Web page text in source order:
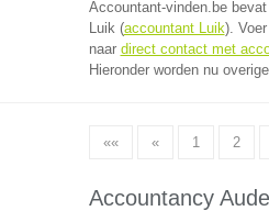
Accountant-vinden.be
Luik (accountant Luik).
naar direct contact met
Hieronder worden nu
«« « 1 2
Accountancy